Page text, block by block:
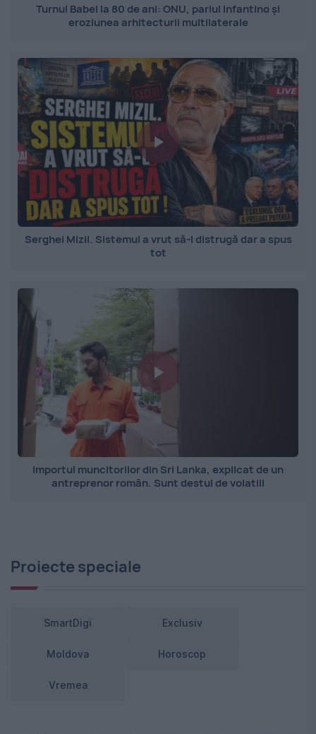
Turnul Babel la 80 de ani: ONU, pariul Infantino și
eroziunea arhitecturii multilaterale
Serghei Mizil. Sistemul a vrut să-l distrugă dar a spus
tot
Importul muncitorilor din Sri Lanka, explicat de un
antreprenor român. Sunt destul de volatili
Proiecte speciale
SmartDigi Exclusiv
Moldova Horoscop
Vremea